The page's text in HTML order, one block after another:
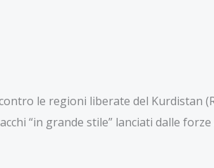
le regioni liberate del Kurdistan
“in grande stile” lanciati dalle